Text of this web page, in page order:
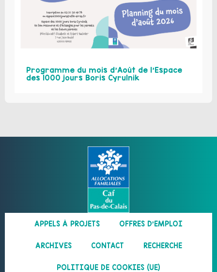
Programme du mois d’Août de l’Espace
des 1000 jours Boris Cyrulnik
APPELS À PROJETS OFFRES D’EMPLOI
ARCHIVES CONTACT RECHERCHE
POLITIQUE DE COOKIES (UE)